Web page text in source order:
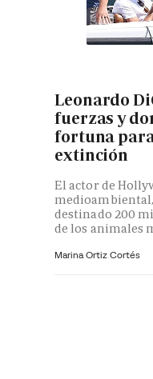
Leonardo
fuerzas y
fortuna
extinción
El actor de
destinado 200
de los animales
Marina Ortiz Cortés